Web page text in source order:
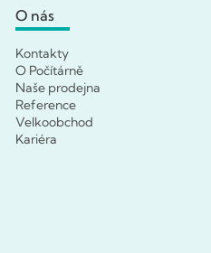
O nás
Kontakty
O Počítárně
Naše prodejna
Reference
Velkoobchod
Kariéra